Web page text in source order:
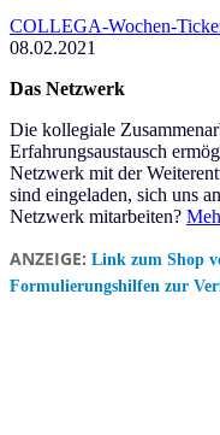
COLLEGA-Wochen-
08.02.2021
Das Netzwerk
Die kollegiale
Erfahrungsaustausch
Netzwerk mit der
sind eingeladen, sich uns
Netzwerk mitarbeiten?
ANZEIGE: Link zum Shop
Formulierungshilfen zur